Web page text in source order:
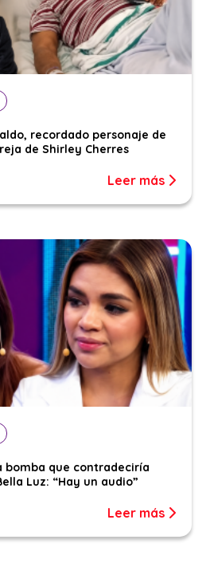
recordado personaje de
de Shirley Cherres
Leer más
bomba que contradeciría
Luz: “Hay un audio”
Leer más